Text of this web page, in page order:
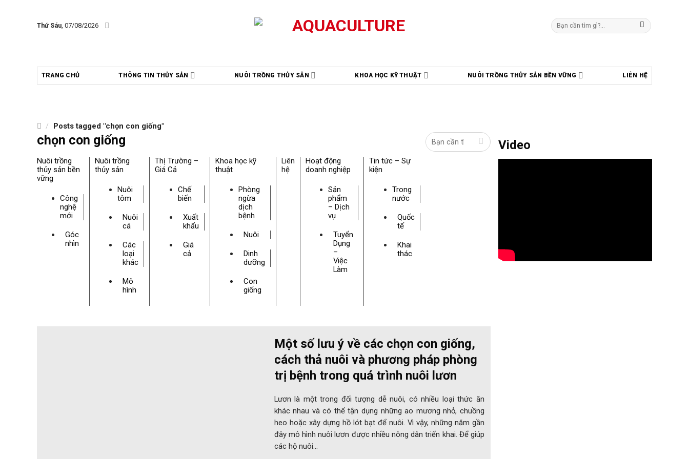
Thứ Sáu, 07/08/2026
Tìm
kiếm:
TRANG CHỦ THÔNG TIN THỦY SẢN NUÔI TRỒNG THỦY SẢN KHOA HỌC KỸ THUẬT NUÔI TRỒNG THỦY SẢN BỀN VỮNG LIÊN HỆ
/ Posts tagged "chọn con giống"
chọn con giống
Nuôi trồng
thủy sản bền
vững
Công
nghệ
mới
Góc
nhìn
Nuôi trồng
thủy sản
Nuôi
tôm
Nuôi
cá
Các
loại
khác
Mô
hình
Thị Trường –
Giá Cả
Chế
biến
Xuất
khẩu
Giá
cả
Khoa học kỹ
thuật
Phòng
ngừa
dịch
bệnh
Nuôi
Dinh
dưỡng
Con
giống
Liên
hệ
Hoạt động
doanh nghiệp
Sản
phẩm
– Dịch
vụ
Tuyển
Dụng
–
Việc
Làm
Tin tức – Sự
kiện
Trong
nước
Quốc
tế
Khai
thác
Một số lưu ý về các chọn con giống,
cách thả nuôi và phương pháp phòng
trị bệnh trong quá trình nuôi lươn
Lươn là một trong đối tượng dễ nuôi, có nhiều loại thức ăn
khác nhau và có thể tận dụng những ao mương nhỏ, chuồng
heo hoặc xây dựng hồ lót bạt để nuôi. Vì vậy, những năm gần
đây mô hình nuôi lươn được nhiều nông dân triển khai. Để giúp
các hộ nuôi…
Video